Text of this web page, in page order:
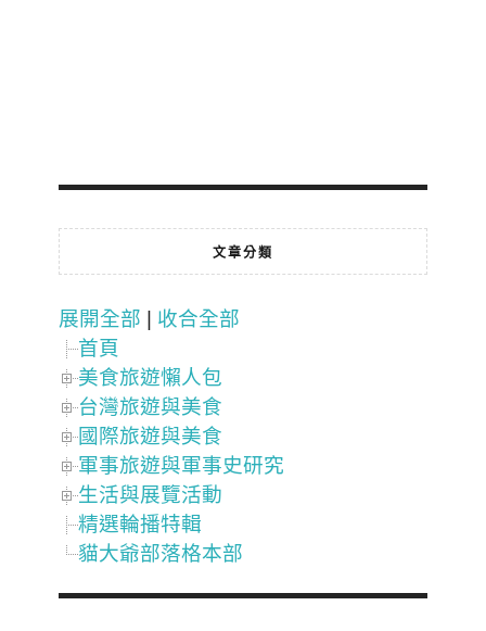
文章分類
展開全部
收合全部
首頁
美食旅遊懶人包
台灣旅遊與美食
國際旅遊與美食
軍事旅遊與軍事史研究
生活與展覽活動
精選輪播特輯
貓大爺部落格本部